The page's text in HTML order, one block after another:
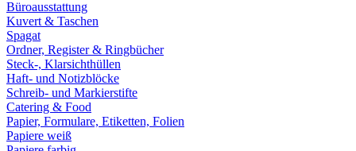
Büroausstattung
Kuvert & Taschen
Spagat
Ordner, Register & Ringbücher
Steck-, Klarsichthüllen
Haft- und Notizblöcke
Schreib- und Markierstifte
Catering & Food
Papier, Formulare, Etiketten, Folien
Papiere weiß